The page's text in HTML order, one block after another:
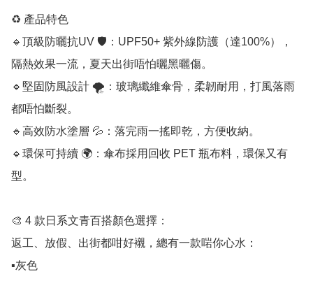
♻️ 產品特色
🔹頂級防曬抗UV 🛡️：UPF50+ 紫外線防護（達100%），
隔熱效果一流，夏天出街唔怕曬黑曬傷。
🔹堅固防風設計 🌪️：玻璃纖維傘骨，柔韌耐用，打風落雨
都唔怕斷裂。
🔹高效防水塗層 💦：落完雨一搖即乾，方便收納。
🔹環保可持續 🌍：傘布採用回收 PET 瓶布料，環保又有
型。
🎨 4 款日系文青百搭顏色選擇：
返工、放假、出街都咁好襯，總有一款啱你心水：
▪️灰色